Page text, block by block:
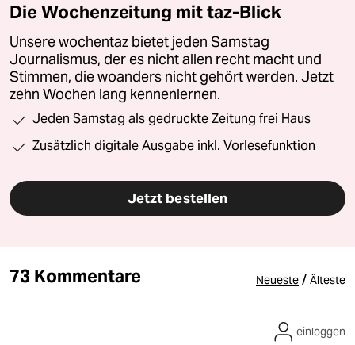
Die Wochenzeitung mit taz-Blick
Unsere wochentaz bietet jeden Samstag
Journalismus, der es nicht allen recht macht und
Stimmen, die woanders nicht gehört werden. Jetzt
zehn Wochen lang kennenlernen.
Jeden Samstag als gedruckte Zeitung frei Haus
Zusätzlich digitale Ausgabe inkl. Vorlesefunktion
Jetzt bestellen
73 Kommentare Neueste / Älteste
einloggen